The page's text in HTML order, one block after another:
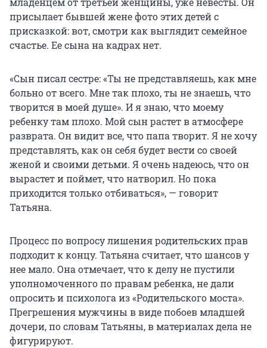
присылает бывшей жене фото этих детей с
присказкой: вот, смотри как выглядит семейное
счастье. Ее сына на кадрах нет.
«Сын писал сестре: «Ты не представляешь, как мне
больно от всего. Мне так плохо, ты не знаешь, что
творится в моей душе». И я знаю, что моему
ребенку там плохо. Мой сын растет в атмосфере
разврата. Он видит все, что папа творит. Я не хочу
представлять, как он себя будет вести со своей
женой и своими детьми. Я очень надеюсь, что он
вырастет и поймет, что натворил. Но пока
приходится только отбиваться», — говорит
Татьяна.
Процесс по вопросу лишения родительских прав
подходит к концу. Татьяна считает, что шансов у
нее мало. Она отмечает, что к делу не пустили
уполномоченного по правам ребенка, не дали
опросить и психолога из «Родительского моста».
Прегрешения мужчины в виде побоев младшей
дочери, по словам Татьяны, в материалах дела не
фигурируют.